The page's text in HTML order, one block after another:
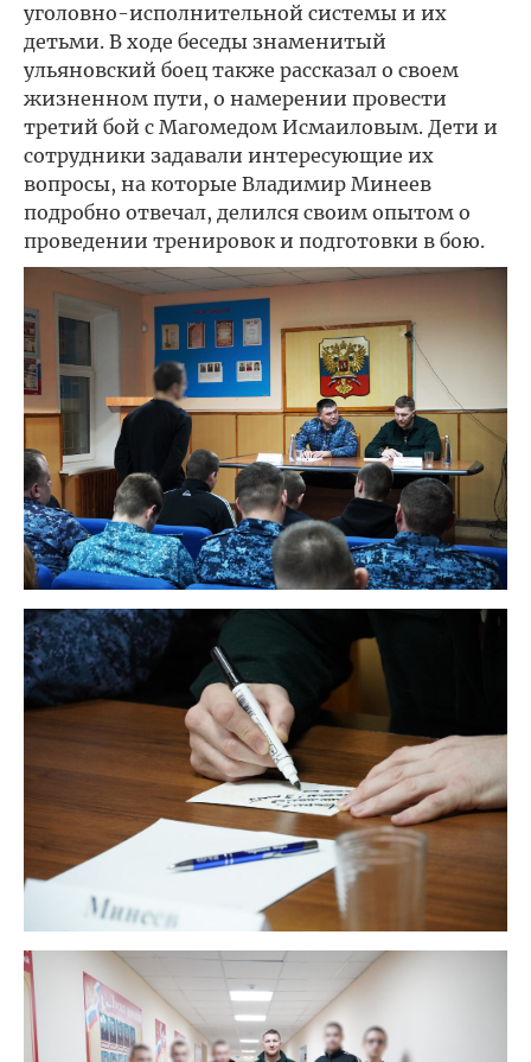
уголовно-исполнительной системы и их
детьми. В ходе беседы знаменитый
ульяновский боец также рассказал о своем
жизненном пути, о намерении провести
третий бой с Магомедом Исмаиловым. Дети и
сотрудники задавали интересующие их
вопросы, на которые Владимир Минеев
подробно отвечал, делился своим опытом о
проведении тренировок и подготовки в бою.